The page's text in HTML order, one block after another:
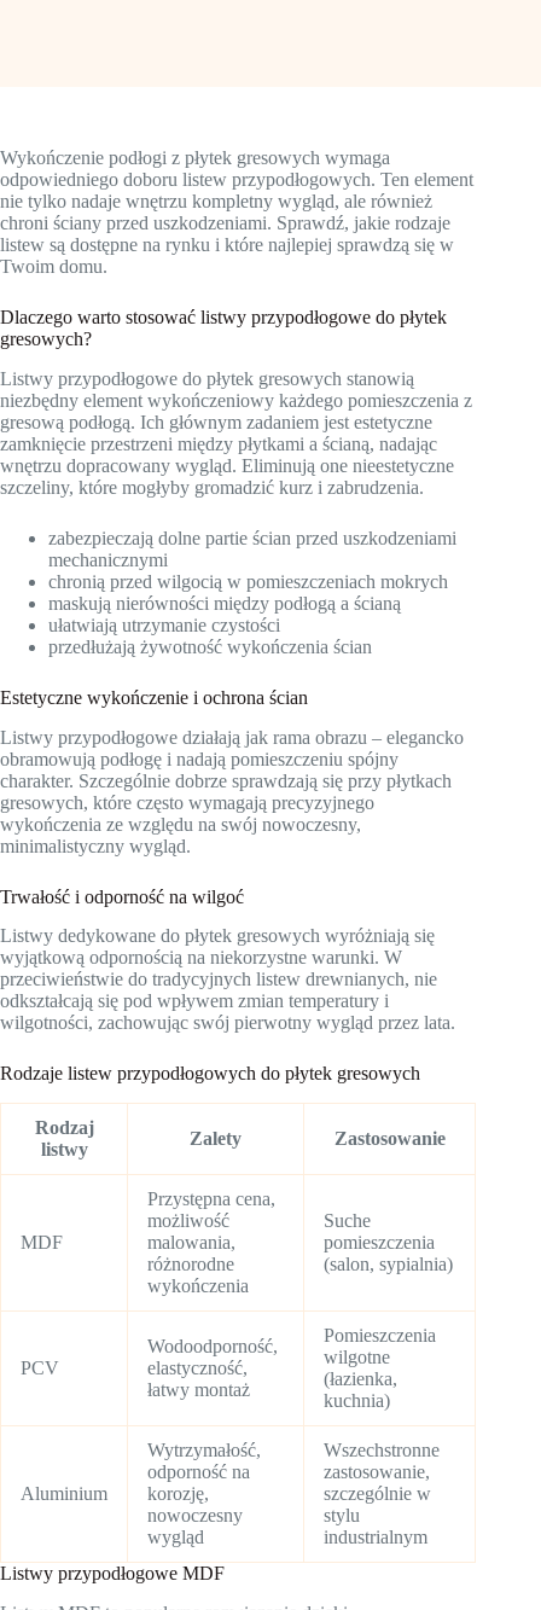
Wykończenie podłogi z płytek gresowych wymaga
odpowiedniego doboru listew przypodłogowych. Ten element
nie tylko nadaje wnętrzu kompletny wygląd, ale również
chroni ściany przed uszkodzeniami. Sprawdź, jakie rodzaje
listew są dostępne na rynku i które najlepiej sprawdzą się w
Twoim domu.
Dlaczego warto stosować listwy przypodłogowe do płytek
gresowych?
Listwy przypodłogowe do płytek gresowych stanowią
niezbędny element wykończeniowy każdego pomieszczenia z
gresową podłogą. Ich głównym zadaniem jest estetyczne
zamknięcie przestrzeni między płytkami a ścianą, nadając
wnętrzu dopracowany wygląd. Eliminują one nieestetyczne
szczeliny, które mogłyby gromadzić kurz i zabrudzenia.
zabezpieczają dolne partie ścian przed uszkodzeniami
mechanicznymi
chronią przed wilgocią w pomieszczeniach mokrych
maskują nierówności między podłogą a ścianą
ułatwiają utrzymanie czystości
przedłużają żywotność wykończenia ścian
Estetyczne wykończenie i ochrona ścian
Listwy przypodłogowe działają jak rama obrazu – elegancko
obramowują podłogę i nadają pomieszczeniu spójny
charakter. Szczególnie dobrze sprawdzają się przy płytkach
gresowych, które często wymagają precyzyjnego
wykończenia ze względu na swój nowoczesny,
minimalistyczny wygląd.
Trwałość i odporność na wilgoć
Listwy dedykowane do płytek gresowych wyróżniają się
wyjątkową odpornością na niekorzystne warunki. W
przeciwieństwie do tradycyjnych listew drewnianych, nie
odkształcają się pod wpływem zmian temperatury i
wilgotności, zachowując swój pierwotny wygląd przez lata.
Rodzaje listew przypodłogowych do płytek gresowych
Rodzaj
listwy
Zalety Zastosowanie
MDF
Przystępna cena,
możliwość
malowania,
różnorodne
wykończenia
Suche
pomieszczenia
(salon, sypialnia)
PCV
Wodoodporność,
elastyczność,
łatwy montaż
Pomieszczenia
wilgotne
(łazienka,
kuchnia)
Aluminium
Wytrzymałość,
odporność na
korozję,
nowoczesny
wygląd
Wszechstronne
zastosowanie,
szczególnie w
stylu
industrialnym
Listwy przypodłogowe MDF